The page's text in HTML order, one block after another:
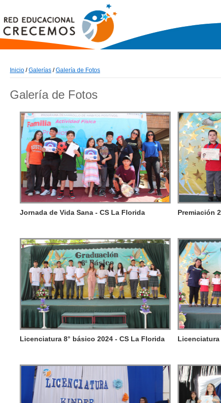
Inicio /Galerías /Galería de Fotos
Galería de Fotos
Jornada de Vida Sana - CS La Florida Premiación
Licenciatura 8° básico 2024 - CS La Florida Licenciatura